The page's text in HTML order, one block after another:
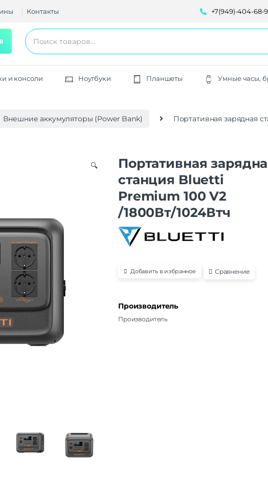
Контакты +7(949)-404-68-
и консоли Ноутбуки Планшеты Умные часы,
Внешние аккумуляторы (Power Bank) Портативная зарядная
🔍
Портативная
станция Bluetti
Premium 100 V2
/1800Вт/1024Втч
Добавить в избранное Сравнение
Производитель
Производитель